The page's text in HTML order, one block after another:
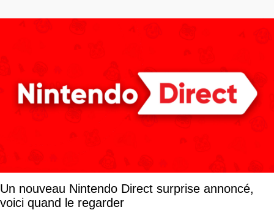
Un nouveau Nintendo Direct surprise annoncé,
voici quand le regarder